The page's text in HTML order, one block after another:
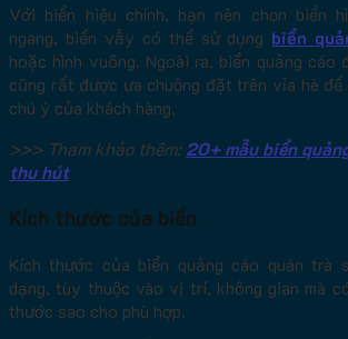
Với biển hiệu chính, bạn nên chọn biển
ngang, biển vẫy có thể sử dụng biển
hoặc hình vuông. Ngoài ra, biển quảng cáo
cũng rất được ưa chuộng đặt trên vỉa hè để
chú ý của khách hàng.
>>> Tham khảo thêm:20+ mẫu biển
thu hút
Kích thước của biển
Kích thước của biển quảng cáo quán trà
dạng, tùy thuộc vào vị trí, không gian mà
thước sao cho phù hợp.